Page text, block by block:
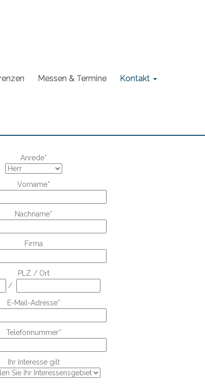
Messen & Termine Kontakt
Anrede*
Vorname*
Nachname*
Firma
PLZ / Ort
/
E-Mail-Adresse*
Telefonnummer*
Ihr Interesse gilt